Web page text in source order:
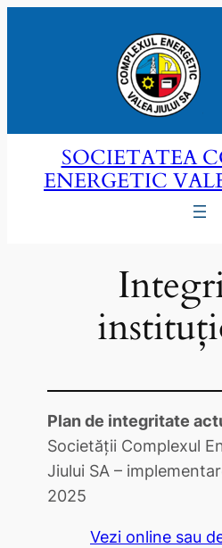
SOCIETATEA
ENERGETIC
Plan de integritate
Societăţii Complexul
Jiului SA –
2025
Vezi online sau